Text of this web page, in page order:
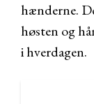
hænderne.
høsten og
i hverdagen.